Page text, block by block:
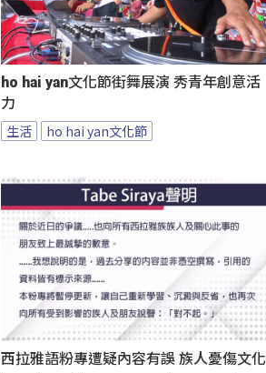
ho hai yan文化節街舞展演 秀青年創意活
力
生活 ho hai yan文化節
西拉雅語粉專遭疑內容有誤 族人憂傷文化